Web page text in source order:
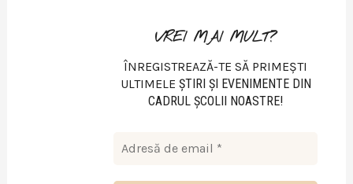
VREI MAI MULT?
ÎNREGISTREAZĂ-TE SĂ PRIMEȘTI
ULTIMELE ŞTIRI ŞI EVENIMENTE DIN
CADRUL ŞCOLII NOASTRE!